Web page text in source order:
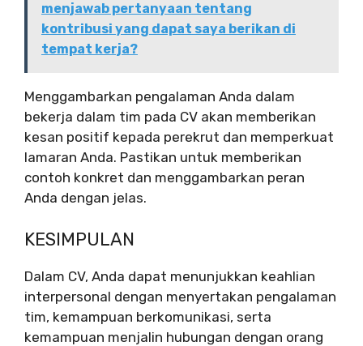
menjawab pertanyaan tentang
kontribusi yang dapat saya berikan di
tempat kerja?
Menggambarkan pengalaman Anda dalam
bekerja dalam tim pada CV akan memberikan
kesan positif kepada perekrut dan memperkuat
lamaran Anda. Pastikan untuk memberikan
contoh konkret dan menggambarkan peran
Anda dengan jelas.
KESIMPULAN
Dalam CV, Anda dapat menunjukkan keahlian
interpersonal dengan menyertakan pengalaman
tim, kemampuan berkomunikasi, serta
kemampuan menjalin hubungan dengan orang